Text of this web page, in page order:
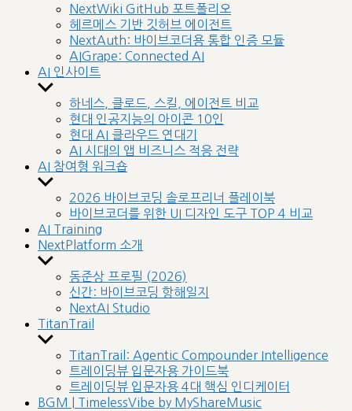
NextWiki GitHub 포트폴리오
헤르메스 기반 깃허브 에이전트
NextAuth: 바이브코더용 통합 인증 모듈
AIGrape: Connected AI
AI 인사이트
Show
sub
menu
하네스, 클로드, 스킬, 에이전트 비교
현대 인공지능의 아이콘 10인
현대 AI 클라우드 연대기
AI 시대의 앱 비즈니스 적응 전략
AI 참여형 워크숍
Show
sub
menu
2026 바이브코딩 솔로프리너 플레이북
바이브코더를 위한 UI 디자인 도구 TOP 4 비교
AI Training
NextPlatform 소개
Show
sub
menu
동준상 프로필 (2026)
신간: 바이브코딩 항해일지
NextAI Studio
TitanTrail
Show
sub
menu
TitanTrail: Agentic Compounder Intelligence
트레이딩뷰 입문자용 가이드북
트레이딩뷰 입문자용 4대 핵심 인디케이터
BGM | TimelessVibe by MyShareMusic